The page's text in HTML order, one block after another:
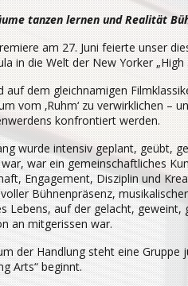
tanzen lernen und Realität
am 27. Juni feierte unser
in die Welt der New Yorker
auf dem gleichnamigen
vom ‚Ruhm‘ zu verwirklichen –
konfrontiert werden.
wurde intensiv geplant, geübt,
war ein gemeinschaftliches
Engagement, Disziplin und
Bühnenpräsenz,
Lebens, auf der gelacht,
an mitgerissen war.
der Handlung steht eine Gruppe
Arts“ beginnt.